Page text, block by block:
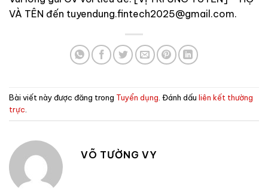
VÀ TÊN đến tuyendung.fintech2025@gmail.com.
Bài viết này được đăng trong Tuyển dụng . Đánh dấu liên kết thường
trực
VÕ TƯỜNG VY